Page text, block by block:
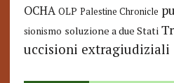
OCHA OLP Palestine Chronicle
sionismo soluzione a due Stati
uccisioni extragiudiziali